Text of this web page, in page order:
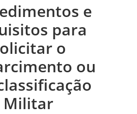
e
para
o
ou
Militar